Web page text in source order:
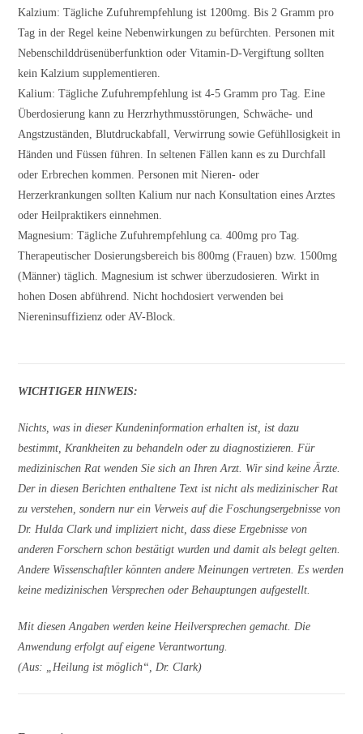
Kalzium: Tägliche Zufuhrempfehlung ist 1200mg. Bis 2 Gramm pro
Tag in der Regel keine Nebenwirkungen zu befürchten. Personen mit
Nebenschilddrüsenüberfunktion oder Vitamin-D-Vergiftung sollten
kein Kalzium supplementieren.
Kalium: Tägliche Zufuhrempfehlung ist 4-5 Gramm pro Tag. Eine
Überdosierung kann zu Herzrhythmusstörungen, Schwäche- und
Angstzuständen, Blutdruckabfall, Verwirrung sowie Gefühllosigkeit in
Händen und Füssen führen. In seltenen Fällen kann es zu Durchfall
oder Erbrechen kommen. Personen mit Nieren- oder
Herzerkrankungen sollten Kalium nur nach Konsultation eines Arztes
oder Heilpraktikers einnehmen.
Magnesium: Tägliche Zufuhrempfehlung ca. 400mg pro Tag.
Therapeutischer Dosierungsbereich bis 800mg (Frauen) bzw. 1500mg
(Männer) täglich. Magnesium ist schwer überzudosieren. Wirkt in
hohen Dosen abführend. Nicht hochdosiert verwenden bei
Niereninsuffizienz oder AV-Block.
WICHTIGER HINWEIS:
Nichts, was in dieser Kundeninformation erhalten ist, ist dazu
bestimmt, Krankheiten zu behandeln oder zu diagnostizieren. Für
medizinischen Rat wenden Sie sich an Ihren Arzt. Wir sind keine Ärzte.
Der in diesen Berichten enthaltene Text ist nicht als medizinischer Rat
zu verstehen, sondern nur ein Verweis auf die Foschungsergebnisse von
Dr. Hulda Clark und impliziert nicht, dass diese Ergebnisse von
anderen Forschern schon bestätigt wurden und damit als belegt gelten.
Andere Wissenschaftler könnten andere Meinungen vertreten. Es werden
keine medizinischen Versprechen oder Behauptungen aufgestellt.
Mit diesen Angaben werden keine Heilversprechen gemacht. Die
Anwendung erfolgt auf eigene Verantwortung.
(Aus: „Heilung ist möglich“, Dr. Clark)